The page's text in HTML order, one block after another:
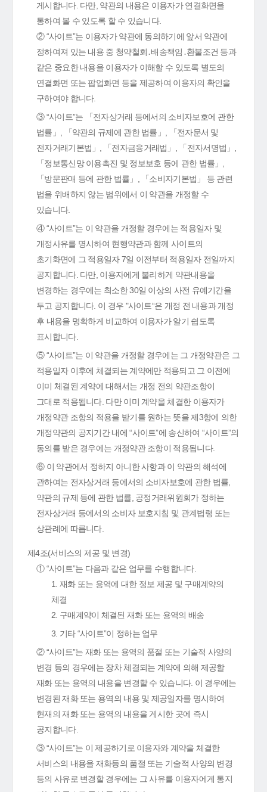
게시합니다. 다만, 약관의 내용은 이용자가 연결화면을
통하여 볼 수 있도록 할 수 있습니다.
② “사이트”는 이용자가 약관에 동의하기에 앞서 약관에
정하여져 있는 내용 중 청약철회․배송책임․환불조건 등과
같은 중요한 내용을 이용자가 이해할 수 있도록 별도의
연결화면 또는 팝업화면 등을 제공하여 이용자의 확인을
구하여야 합니다.
③ “사이트”는 「전자상거래 등에서의 소비자보호에 관한
법률」, 「약관의 규제에 관한 법률」, 「전자문서 및
전자거래기본법」, 「전자금융거래법」, 「전자서명법」,
「정보통신망 이용촉진 및 정보보호 등에 관한 법률」,
「방문판매 등에 관한 법률」, 「소비자기본법」 등 관련
법을 위배하지 않는 범위에서 이 약관을 개정할 수
있습니다.
④ “사이트”는 이 약관을 개정할 경우에는 적용일자 및
개정사유를 명시하여 현행약관과 함께 사이트의
초기화면에 그 적용일자 7일 이전부터 적용일자 전일까지
공지합니다. 다만, 이용자에게 불리하게 약관내용을
변경하는 경우에는 최소한 30일 이상의 사전 유예기간을
두고 공지합니다. 이 경우 "사이트“은 개정 전 내용과 개정
후 내용을 명확하게 비교하여 이용자가 알기 쉽도록
표시합니다.
⑤ “사이트”는 이 약관을 개정할 경우에는 그 개정약관은 그
적용일자 이후에 체결되는 계약에만 적용되고 그 이전에
이미 체결된 계약에 대해서는 개정 전의 약관조항이
그대로 적용됩니다. 다만 이미 계약을 체결한 이용자가
개정약관 조항의 적용을 받기를 원하는 뜻을 제3항에 의한
개정약관의 공지기간 내에 “사이트”에 송신하여 “사이트”의
동의를 받은 경우에는 개정약관 조항이 적용됩니다.
⑥ 이 약관에서 정하지 아니한 사항과 이 약관의 해석에
관하여는 전자상거래 등에서의 소비자보호에 관한 법률,
약관의 규제 등에 관한 법률, 공정거래위원회가 정하는
전자상거래 등에서의 소비자 보호지침 및 관계법령 또는
상관례에 따릅니다.
제4조(서비스의 제공 및 변경)
① “사이트”는 다음과 같은 업무를 수행합니다.
1. 재화 또는 용역에 대한 정보 제공 및 구매계약의
체결
2. 구매계약이 체결된 재화 또는 용역의 배송
3. 기타 “사이트”이 정하는 업무
② “사이트”는 재화 또는 용역의 품절 또는 기술적 사양의
변경 등의 경우에는 장차 체결되는 계약에 의해 제공할
재화 또는 용역의 내용을 변경할 수 있습니다. 이 경우에는
변경된 재화 또는 용역의 내용 및 제공일자를 명시하여
현재의 재화 또는 용역의 내용을 게시한 곳에 즉시
공지합니다.
③ “사이트”는 이 제공하기로 이용자와 계약을 체결한
서비스의 내용을 재화등의 품절 또는 기술적 사양의 변경
등의 사유로 변경할 경우에는 그 사유를 이용자에게 통지